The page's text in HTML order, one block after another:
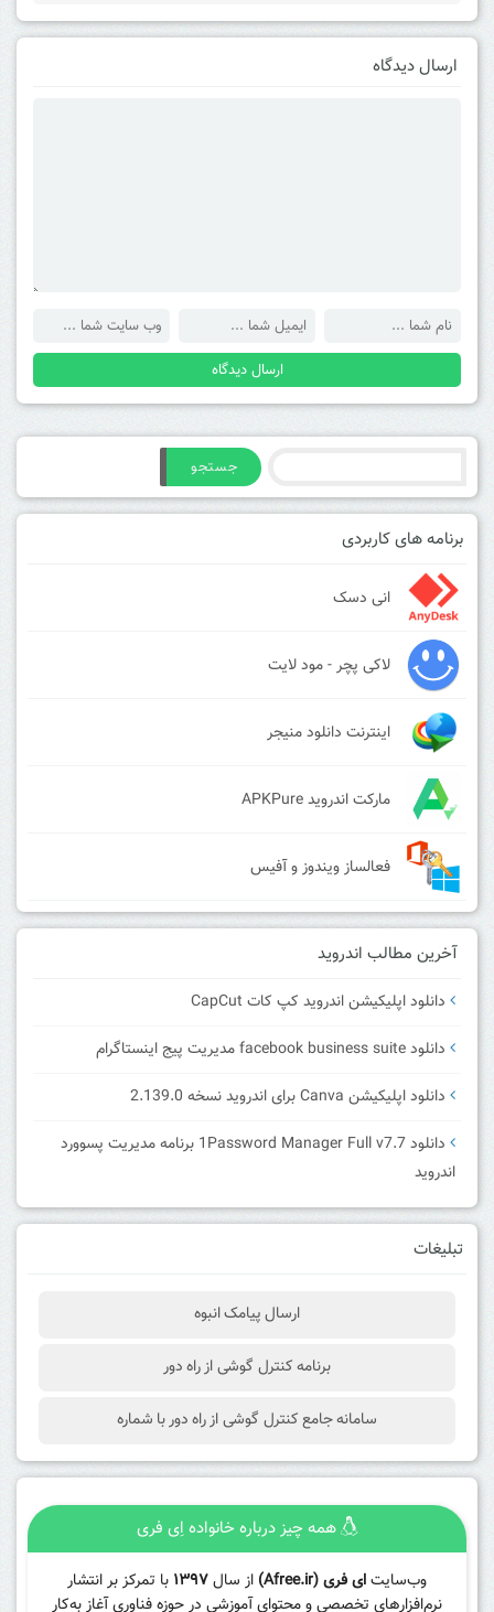
ارسال دیدگاه
جستجو
برنامه های کاربردی
انی دسک
لاکی پچر - مود لایت
اینترنت دانلود منیجر
مارکت اندروید APKPure
فعالساز ویندوز و آفیس
آخرین مطالب اندروید
دانلود اپلیکیشن اندروید کپ کات CapCut
دانلود facebook business suite مدیریت پیج اینستاگرام
دانلود اپلیکیشن Canva برای اندروید نسخه 2.139.0
دانلود 1Password Manager Full v7.7 برنامه مدیریت پسوورد
اندروید
تبلیغات
ارسال پیامک انبوه
برنامه کنترل گوشی از راه دور
سامانه جامع کنترل گوشی از راه دور با شماره
همه چیز درباره خانواده اِی فری
وب‌سایتای فری (Afree.ir) از سال۱۳۹۷ با تمرکز بر انتشار
نرم‌افزارهای تخصصی و محتوای آموزشی در حوزه فناوری آغاز به‌کار